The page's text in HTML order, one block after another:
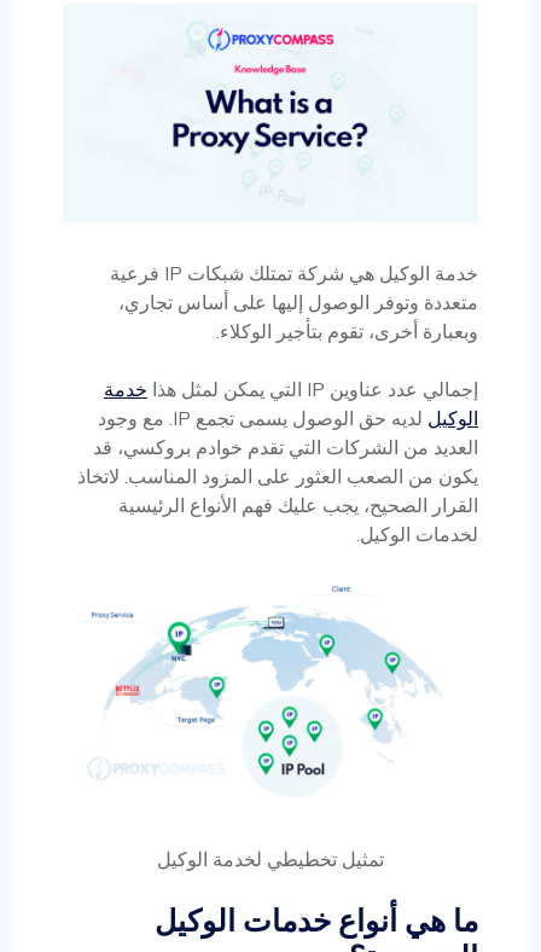
خدمة الوكيل هي شركة تمتلك شبكات IP فرعية
متعددة وتوفر الوصول إليها على أساس تجاري،
وبعبارة أخرى، تقوم بتأجير الوكلاء.
إجمالي عدد عناوين IP التي يمكن لمثل هذا
خدمة
الوكيل
لديه حق الوصول يسمى تجمع IP. مع وجود
العديد من الشركات التي تقدم خوادم بروكسي، قد
يكون من الصعب العثور على المزود المناسب. لاتخاذ
القرار الصحيح، يجب عليك فهم الأنواع الرئيسية
لخدمات الوكيل.
تمثيل تخطيطي لخدمة الوكيل
ما هي أنواع خدمات الوكيل